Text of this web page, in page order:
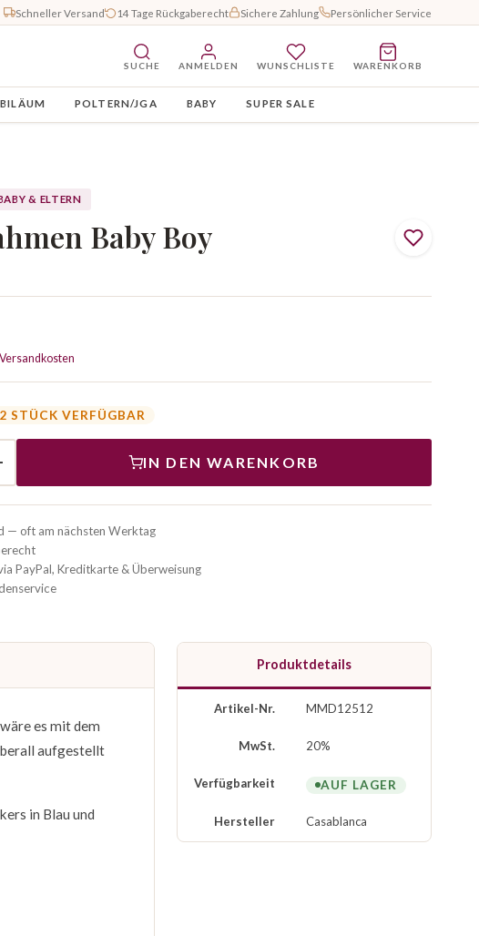
Schneller Versand 14 Tage Rückgaberecht Sichere Zahlung Persönlicher Service
SUCHE ANMELDEN WUNSCHLISTE WARENKORB
POLTERN/JGA BABY SUPER SALE
& ELTERN
Baby Boy
STÜCK VERFÜGBAR
IN DEN WARENKORB
— oft am nächsten Werktag
PayPal, Kreditkarte & Überweisung
es mit dem
aufgestellt
in Blau und
Produktdetails
Artikel-Nr. MMD12512
MwSt. 20%
Verfügbarkeit AUF LAGER
Hersteller Casablanca